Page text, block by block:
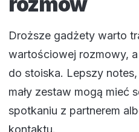
Droższe gadżety warto
wartościowej rozmowy,
do stoiska. Lepszy
mały zestaw mogą mieć
spotkaniu z partnerem